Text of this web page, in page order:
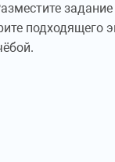
подходящего